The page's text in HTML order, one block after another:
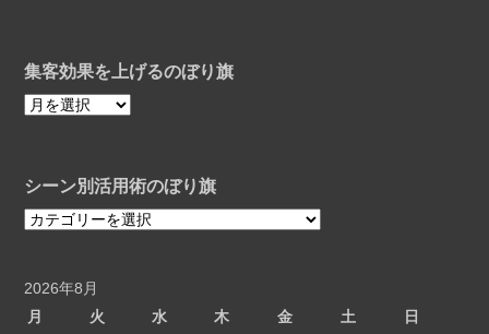
集客効果を上げるのぼり旗
集
を
上
の
ぼ
シーン別活用術のぼり旗
シ
別
活
2026年8月
月
火 水 木 金 土 日